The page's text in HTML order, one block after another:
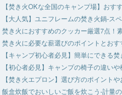
【焚き火OKな全国のキャンプ場】おす
【大人気】ユニフレームの焚き火鍋-ス
焚き火におすすめのクッカー厳選7点！
焚き火に必要な薪選びのポイントとお
【キャンプ初心者必見】簡単にできる
【初心者必見】キャンプの椅子の違い
【焚き火エプロン】選び方のポイント
飯盒炊飯でおいしいご飯を炊こう-計量